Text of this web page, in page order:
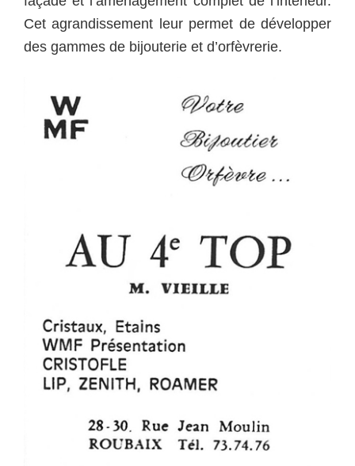
Cet agrandissement leur permet de développer
des gammes de bijouterie et d’orfèvrerie.